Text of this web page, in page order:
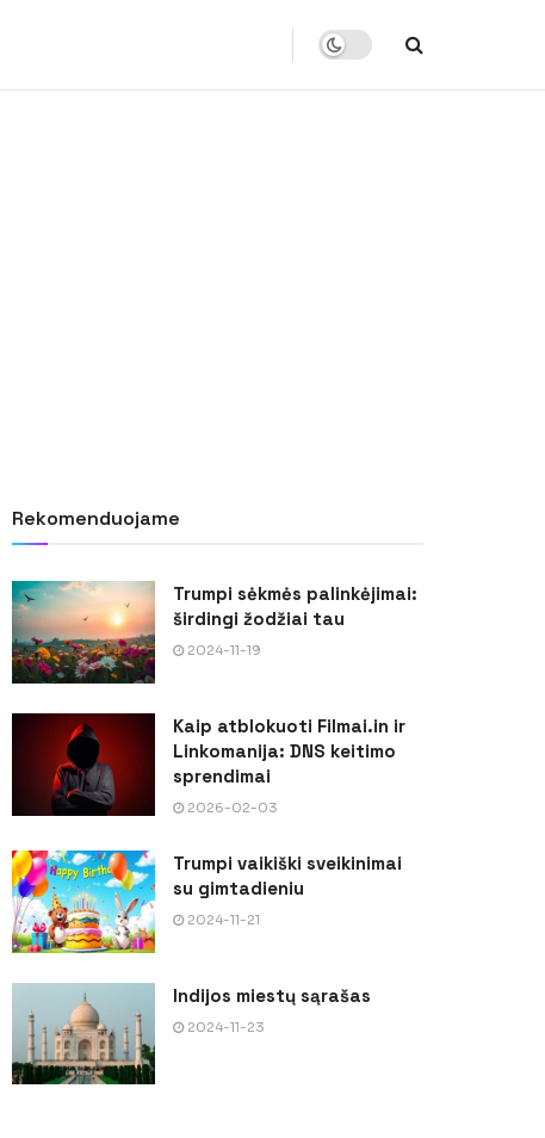
Rekomenduojame
Trumpi sėkmės palinkėjimai:
širdingi žodžiai tau
2024-11-19
Kaip atblokuoti Filmai.in ir
Linkomanija: DNS keitimo
sprendimai
2026-02-03
Trumpi vaikiški sveikinimai
su gimtadieniu
2024-11-21
Indijos miestų sąrašas
2024-11-23